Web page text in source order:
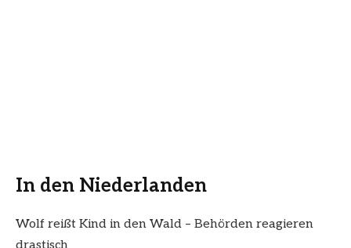
In den Niederlanden
Wolf reißt Kind in den Wald – Behörden reagieren